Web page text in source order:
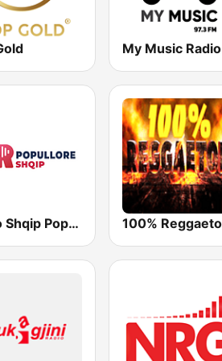
My Music Radio
Radio Shqip Popullore